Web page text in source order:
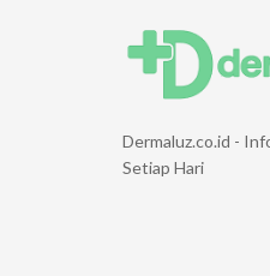
Dermaluz.co.id -
Setiap Hari